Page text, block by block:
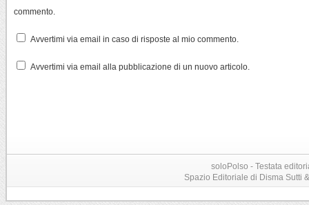
commento.
Avvertimi via email in caso di risposte al mio commento.
Avvertimi via email alla pubblicazione di un nuovo articolo.
soloPolso - Testata
Spazio Editoriale di Disma Sutti